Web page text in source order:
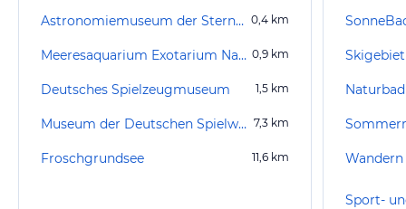
Astronomiemuseum der Sternwarte Sonneberg 0,4 km
Meeresaquarium Exotarium Nautiland 0,9 km
Deutsches Spielzeugmuseum 1,5 km
Museum der Deutschen Spielwarenindustrie 7,3 km
Froschgrundsee 11,6 km
Sport-